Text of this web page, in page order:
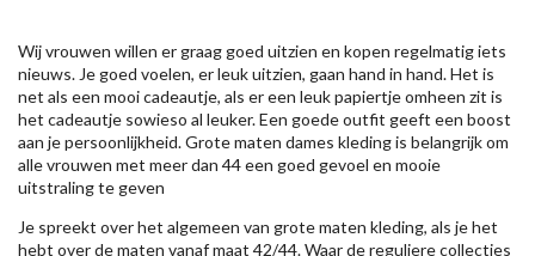
Wij vrouwen willen er graag goed uitzien en kopen regelmatig iets
nieuws. Je goed voelen, er leuk uitzien, gaan hand in hand. Het is
net als een mooi cadeautje, als er een leuk papiertje omheen zit is
het cadeautje sowieso al leuker. Een goede outfit geeft een boost
aan je persoonlijkheid. Grote maten dames kleding is belangrijk om
alle vrouwen met meer dan 44 een goed gevoel en mooie
uitstraling te geven
Je spreekt over het algemeen van grote maten kleding, als je het
hebt over de maten vanaf maat 42/44. Waar de reguliere collecties